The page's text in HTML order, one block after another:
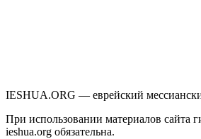
IESHUA.ORG — еврейский
При использовании материалов сайта
ieshua.org обязательна.